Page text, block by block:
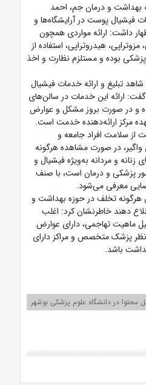
بهداشت و درمان جم، احمد
فیشیال پوست در آرایشگاه‌ها و
داشت: ارائه مواردی همچون
هیدروتراپی، استفاده از
بوده و مستلزم نظارت و اخذ
تبلیغ و ارائه خدمات فیشیال
ارائه این خدمات در سالن‌های
و در صورت بروز مشکل و عوارض
مرکز ارائه‌دهنده خدمت است.
از سلامت افراد جامعه و
واگیر، در صورت مشاهده هرگونه
زنانه و مردانه به‌ویژه فیشیال و
پزشکی و درمان است، با صنف
معرفی می‌شود.
هرگونه تخلف در حوزه بهداشت و
را به تلفن گویای ۱۹۰ اطلاع دهند خاطرنشان کرد: اغلب
ماهیت تهاجمی، دارای عوارض
پزشک متخصص و مراکز دارای
باشد.
محتوا در دانشگاه علوم پزشکی بوشهر